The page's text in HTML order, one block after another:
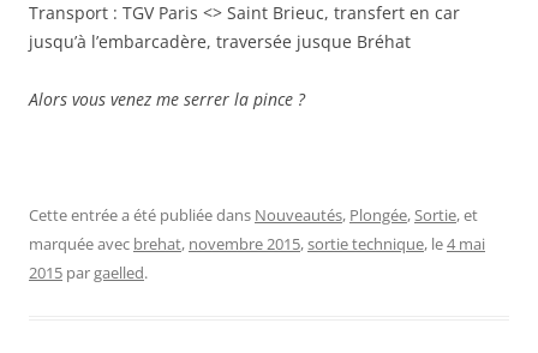
Transport : TGV Paris <> Saint Brieuc, transfert en car
jusqu’à l’embarcadère, traversée jusque Bréhat
Alors vous venez me serrer la pince ?
Cette entrée a été publiée dans Nouveautés, Plongée,Sortie, et
marquée avec brehat, novembre 2015,sortie technique, le4 mai
2015 pargaelled.